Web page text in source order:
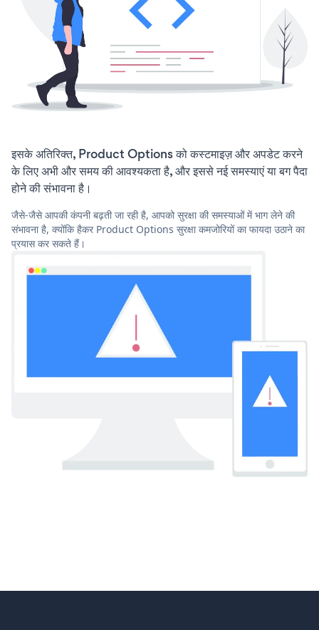
इसके अतिरिक्त, Product Options को कस्टमाइज़ और अपडेट करने
के लिए अभी और समय की आवश्यकता है, और इससे नई समस्याएं या बग पैदा
होने की संभावना है।
जैसे-जैसे आपकी कंपनी बढ़ती जा रही है, आपको सुरक्षा की समस्याओं में भाग लेने की
संभावना है, क्योंकि हैकर Product Options सुरक्षा कमजोरियों का फायदा उठाने का
प्रयास कर सकते हैं।